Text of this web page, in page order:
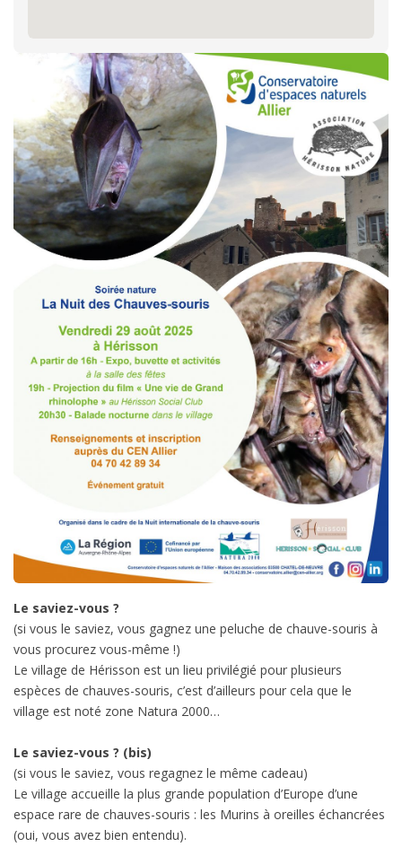
Le saviez-vous ?
(si vous le saviez, vous gagnez une peluche de chauve-souris à
vous procurez vous-même !)
Le village de Hérisson est un lieu privilégié pour plusieurs
espèces de chauves-souris, c’est d’ailleurs pour cela que le
village est noté zone Natura 2000…
Le saviez-vous ? (bis)
(si vous le saviez, vous regagnez le même cadeau)
Le village accueille la plus grande population d’Europe d’une
espace rare de chauves-souris : les Murins à oreilles échancrées
(oui, vous avez bien entendu).